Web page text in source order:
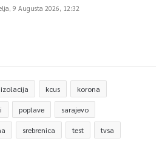
9 Augusta 2026, 12:32
izolacija kcus korona
poplave sarajevo
srebrenica test tvsa